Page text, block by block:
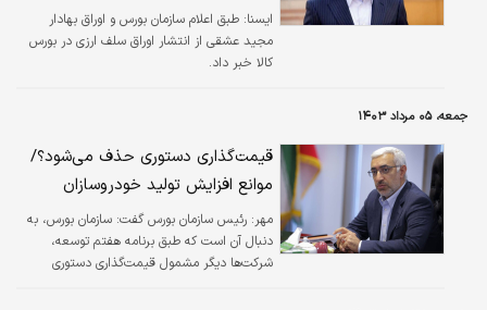
ایسنا: طبق اعلام سازمان بورس و اوراق بهادار
مجید عشقی از انتشار اوراق سلف ارزی در بورس
کالا خبر داد.
جمعه، ۰۵ مرداد ۱۴۰۳
قیمت‌گذاری دستوری حذف می‌شود؟/
موانع افزایش تولید خودروسازان
مهر: رئیس سازمان بورس گفت: سازمان بورس، به
دنبال آن است که طبق برنامه هفتم توسعه،
شرکت‌ها دیگر مشمول قیمت‌گذاری دستوری